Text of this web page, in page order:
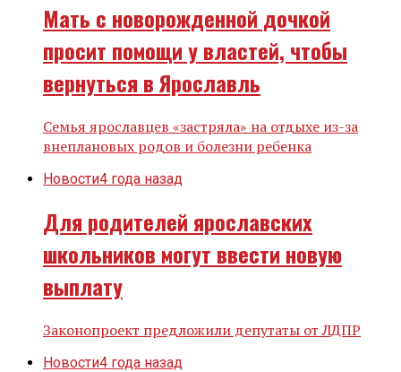
Мать с новорожденной дочкой
просит помощи у властей, чтобы
вернуться в Ярославль
Семья ярославцев «застряла» на отдыхе из-за
внеплановых родов и болезни ребенка
Новости4 года назад
Для родителей ярославских
школьников могут ввести новую
выплату
Законопроект предложили депутаты от ЛДПР
Новости4 года назад